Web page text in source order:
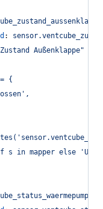
:
Außenklappe"
{
s in mapper else